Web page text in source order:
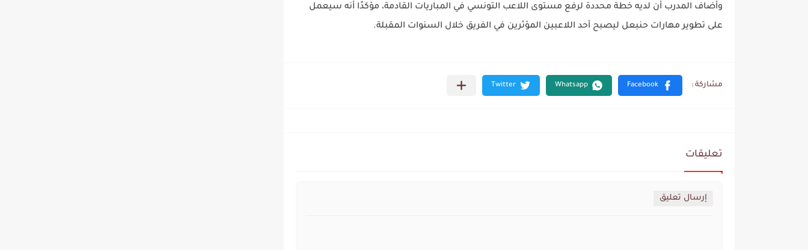
وأضاف المدرب أن لديه خطة محددة لرفع مستوى اللاعب التونسي في المباريات القادمة، مؤكدًا أنه سيعمل
على تطوير مهارات حنبعل ليصبح أحد اللاعبين المؤثرين في الفريق خلال السنوات المقبلة.
تعليقات
إرسال تعليق